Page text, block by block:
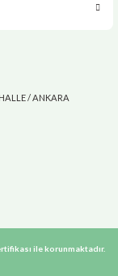
/ ANKARA
ile korunmaktadır.